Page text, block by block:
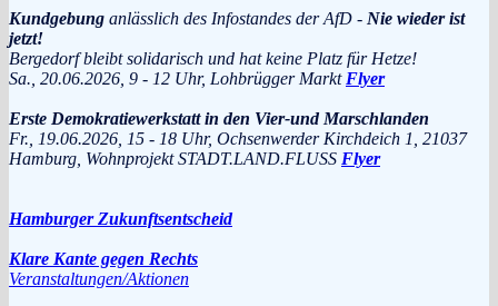
Kundgebung anlässlich des Infostandes der AfD - Nie wieder ist
jetzt!
Bergedorf bleibt solidarisch und hat keine Platz für Hetze!
Sa., 20.06.2026, 9 - 12 Uhr, Lohbrügger Markt Flyer
Erste Demokratiewerkstatt in den Vier-und Marschlanden
Fr., 19.06.2026, 15 - 18 Uhr, Ochsenwerder Kirchdeich 1, 21037
Hamburg, Wohnprojekt STADT.LAND.FLUSS Flyer
Hamburger Zukunftsentscheid
Klare Kante gegen Rechts
Veranstaltungen/Aktionen